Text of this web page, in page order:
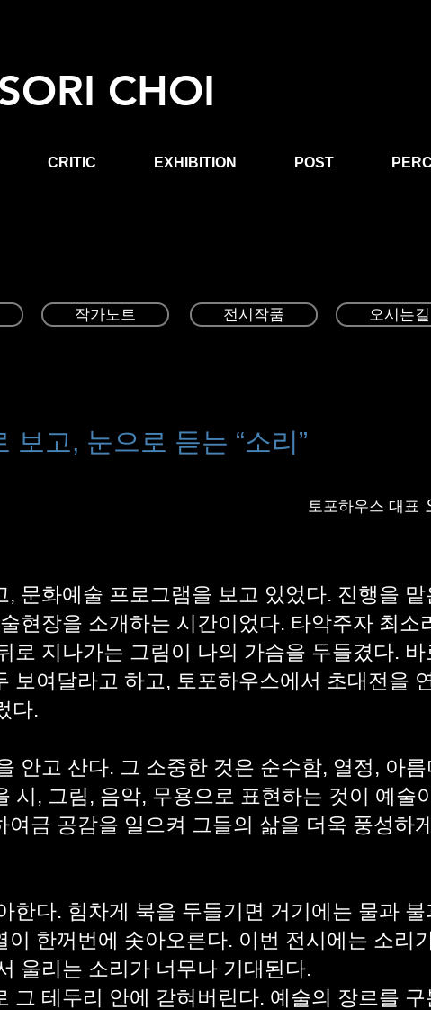
CHOI
CRITIC EXHIBITION POST
작가노트 전시작품 오시는길
보고, 눈으로 듣는 “소리”
우스 대표
문화예술 프로그램을 보고 있었다. 진행을 맡
현장을 소개하는 시간이었다. 타악주자 최소
로 지나가는 그림이 나의 가슴을 두들겼다. 바
보여달라고 하고, 토포하우스에서 초대전을
다.
안고 산다. 그 소중한 것은 순수함, 열정, 아름
시, 그림, 음악, 무용으로 표현하는 것이 예술
여금 공감을 일으켜 그들의 삶을 더욱 풍성하
한다. 힘차게 북을 두들기면 거기에는 물과 불
이 한꺼번에 솟아오른다. 이번 전시에는 소리
울리는 소리가 너무나 기대된다.
그 테두리 안에 갇혀버린다. 예술의 장르를 구